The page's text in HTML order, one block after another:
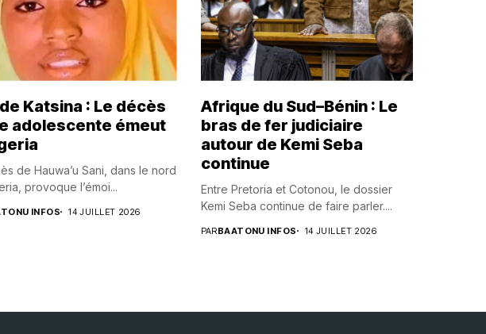
Katsina : Le décès
adolescente émeut
de Hauwa’u Sani, dans le nord
provoque l’émoi...
INFOS 14 JUILLET 2026
Afrique du Sud–Bénin : Le
bras de fer judiciaire
autour de Kemi Seba
continue
Entre Pretoria et Cotonou, le dossier
Kemi Seba continue de faire parler....
PARBAATONU INFOS 14 JUILLET 2026